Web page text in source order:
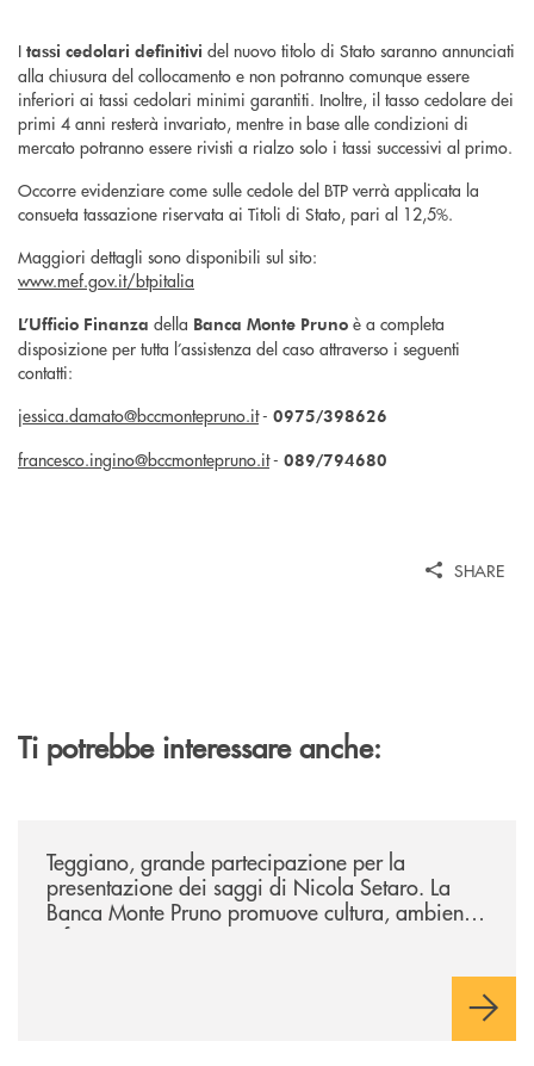
I tassi cedolari definitivi del nuovo titolo di Stato saranno annunciati
alla chiusura del collocamento e non potranno comunque essere
inferiori ai tassi cedolari minimi garantiti. Inoltre, il tasso cedolare dei
primi 4 anni resterà invariato, mentre in base alle condizioni di
mercato potranno essere rivisti a rialzo solo i tassi successivi al primo.
Occorre evidenziare come sulle cedole del BTP verrà applicata la
consueta tassazione riservata ai Titoli di Stato, pari al 12,5%.
Maggiori dettagli sono disponibili sul sito:
www.mef.gov.it/btpitalia
L’Ufficio Finanza della Banca Monte Pruno è a completa
disposizione per tutta l’assistenza del caso attraverso i seguenti
contatti:
jessica.damato@bccmontepruno.it- 0975/398626
francesco.ingino@bccmontepruno.it- 089/794680
SHARE
Ti potrebbe interessare anche:
Teggiano, grande partecipazione per la
presentazione dei saggi di Nicola Setaro. La
Banca Monte Pruno promuove cultura, ambiente
e futuro